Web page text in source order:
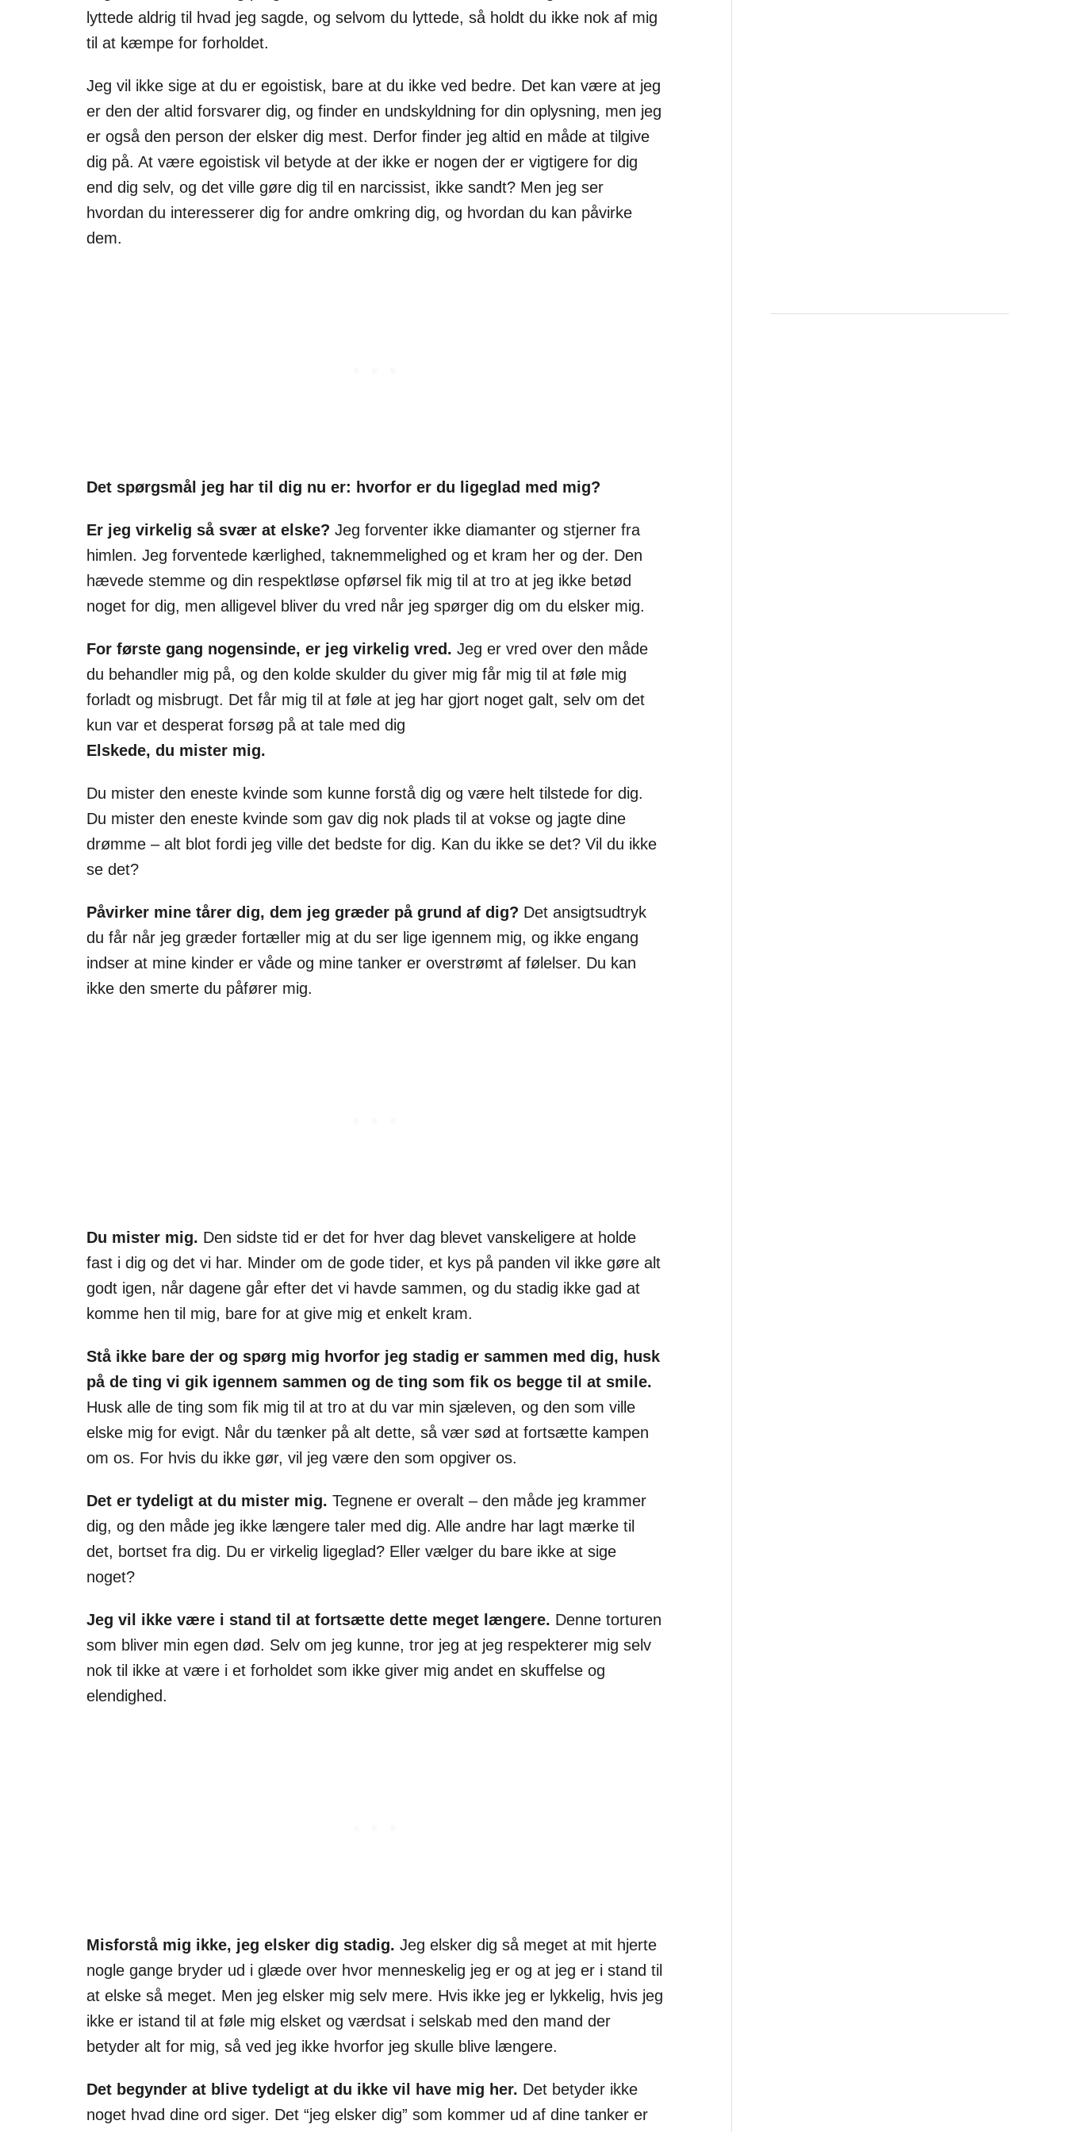
lyttede aldrig til hvad jeg sagde, og selvom du lyttede, så holdt du ikke nok af mig
til at kæmpe for forholdet.
Jeg vil ikke sige at du er egoistisk, bare at du ikke ved bedre. Det kan være at jeg
er den der altid forsvarer dig, og finder en undskyldning for din oplysning, men jeg
er også den person der elsker dig mest. Derfor finder jeg altid en måde at tilgive
dig på. At være egoistisk vil betyde at der ikke er nogen der er vigtigere for dig
end dig selv, og det ville gøre dig til en narcissist, ikke sandt? Men jeg ser
hvordan du interesserer dig for andre omkring dig, og hvordan du kan påvirke
dem.
Det spørgsmål jeg har til dig nu er: hvorfor er du ligeglad med mig?
Er jeg virkelig så svær at elske? Jeg forventer ikke diamanter og stjerner fra
himlen. Jeg forventede kærlighed, taknemmelighed og et kram her og der. Den
hævede stemme og din respektløse opførsel fik mig til at tro at jeg ikke betød
noget for dig, men alligevel bliver du vred når jeg spørger dig om du elsker mig.
For første gang nogensinde, er jeg virkelig vred. Jeg er vred over den måde
du behandler mig på, og den kolde skulder du giver mig får mig til at føle mig
forladt og misbrugt. Det får mig til at føle at jeg har gjort noget galt, selv om det
kun var et desperat forsøg på at tale med dig
Elskede, du mister mig.
Du mister den eneste kvinde som kunne forstå dig og være helt tilstede for dig.
Du mister den eneste kvinde som gav dig nok plads til at vokse og jagte dine
drømme – alt blot fordi jeg ville det bedste for dig. Kan du ikke se det? Vil du ikke
se det?
Påvirker mine tårer dig, dem jeg græder på grund af dig? Det ansigtsudtryk
du får når jeg græder fortæller mig at du ser lige igennem mig, og ikke engang
indser at mine kinder er våde og mine tanker er overstrømt af følelser. Du kan
ikke den smerte du påfører mig.
Du mister mig. Den sidste tid er det for hver dag blevet vanskeligere at holde
fast i dig og det vi har. Minder om de gode tider, et kys på panden vil ikke gøre alt
godt igen, når dagene går efter det vi havde sammen, og du stadig ikke gad at
komme hen til mig, bare for at give mig et enkelt kram.
Stå ikke bare der og spørg mig hvorfor jeg stadig er sammen med dig, husk
på de ting vi gik igennem sammen og de ting som fik os begge til at smile.
Husk alle de ting som fik mig til at tro at du var min sjæleven, og den som ville
elske mig for evigt. Når du tænker på alt dette, så vær sød at fortsætte kampen
om os. For hvis du ikke gør, vil jeg være den som opgiver os.
Det er tydeligt at du mister mig. Tegnene er overalt – den måde jeg krammer
dig, og den måde jeg ikke længere taler med dig. Alle andre har lagt mærke til
det, bortset fra dig. Du er virkelig ligeglad? Eller vælger du bare ikke at sige
noget?
Jeg vil ikke være i stand til at fortsætte dette meget længere. Denne torturen
som bliver min egen død. Selv om jeg kunne, tror jeg at jeg respekterer mig selv
nok til ikke at være i et forholdet som ikke giver mig andet en skuffelse og
elendighed.
Misforstå mig ikke, jeg elsker dig stadig. Jeg elsker dig så meget at mit hjerte
nogle gange bryder ud i glæde over hvor menneskelig jeg er og at jeg er i stand til
at elske så meget. Men jeg elsker mig selv mere. Hvis ikke jeg er lykkelig, hvis jeg
ikke er istand til at føle mig elsket og værdsat i selskab med den mand der
betyder alt for mig, så ved jeg ikke hvorfor jeg skulle blive længere.
Det begynder at blive tydeligt at du ikke vil have mig her. Det betyder ikke
noget hvad dine ord siger. Det “jeg elsker dig” som kommer ud af dine tanker er